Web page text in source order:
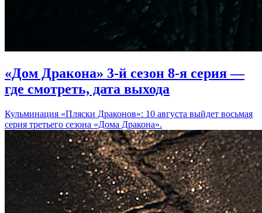
«Дом Дракона» 3-й сезон 8-я серия —
где смотреть, дата выхода
Кульминация «Пляски Драконов»: 10 августа выйдет восьмая
серия третьего сезона «Дома Дракона».